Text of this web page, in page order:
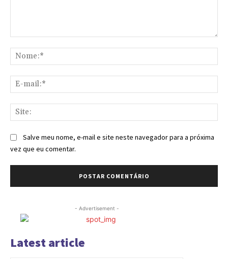
Salve meu nome, e-mail e site neste navegador para a próxima
vez que eu comentar.
- Advertisement -
Latest article